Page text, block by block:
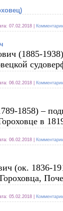
07.02.2018
(1885-
06.02.2018
1858) –
в
06.02.2018
(ок. 1836-
05.02.2018